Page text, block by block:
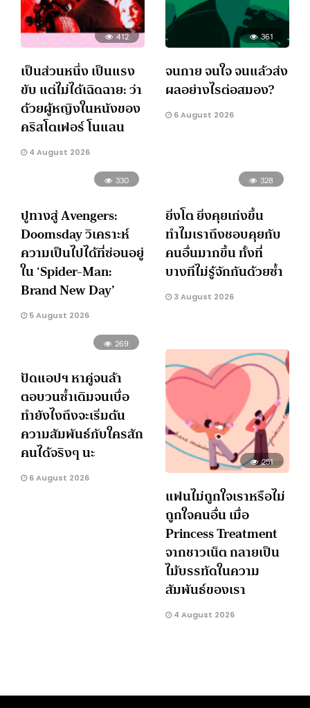
412
เป็นส่วนหนึ่ง เป็นแรง
ขับ แต่ไม่ได้เฉิดฉาย: ว่า
ด้วยผู้หญิงในหนังของ
คริสโตเฟอร์ โนแลน
4 August 2026
361
จนกาย จนใจ จนแล้วส่ง
ผลอย่างไรต่อสมอง?
6 August 2026
330
ปูทางสู่ Avengers:
Doomsday วิเคราะห์
ความเป็นไปได้ที่ซ่อนอยู่
ใน ‘Spider-Man:
Brand New Day’
5 August 2026
328
ยิ่งโต ยิ่งคุยเก่งขึ้น
ทำไมเราถึงชอบคุยกับ
คนอื่นมากขึ้น ทั้งที่
บางทีไม่รู้จักกันด้วยซ้ำ
3 August 2026
269
ปัดแอปฯ หาคู่จนล้า
ตอบวนซ้ำเดิมจนเบื่อ
ทำยังไงถึงจะเริ่มต้น
ความสัมพันธ์กับใครสัก
คนได้จริงๆ นะ
6 August 2026
251
แฟนไม่ถูกใจเราหรือไม่
ถูกใจคนอื่น เมื่อ
Princess Treatment
จากชาวเน็ต กลายเป็น
ไม้บรรทัดในความ
สัมพันธ์ของเรา
4 August 2026